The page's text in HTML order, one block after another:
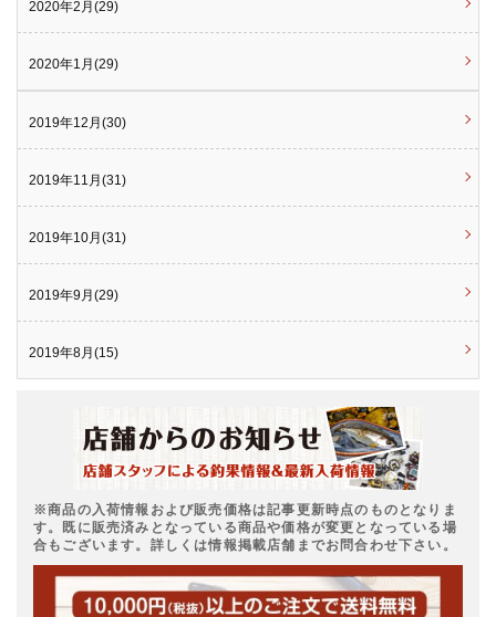
2020年2月(29)
2020年1月(29)
2019年12月(30)
2019年11月(31)
2019年10月(31)
2019年9月(29)
2019年8月(15)
※商品の入荷情報および販売価格は記事更新時点のものとなりま
す。既に販売済みとなっている商品や価格が変更となっている場
合もございます。詳しくは情報掲載店舗までお問合わせ下さい。